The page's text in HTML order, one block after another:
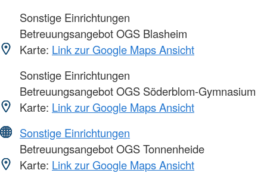
Sonstige Einrichtungen
Betreuungsangebot OGS Blasheim
Karte: Link zur Google Maps Ansicht
Sonstige Einrichtungen
Betreuungsangebot OGS Söderblom-Gymnasium
Karte: Link zur Google Maps Ansicht
Sonstige Einrichtungen
Betreuungsangebot OGS Tonnenheide
Karte: Link zur Google Maps Ansicht